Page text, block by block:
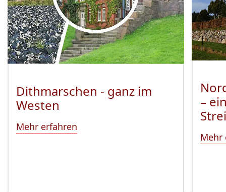
Dithmarschen - ganz im
Westen
Mehr erfahren
–
Mehr